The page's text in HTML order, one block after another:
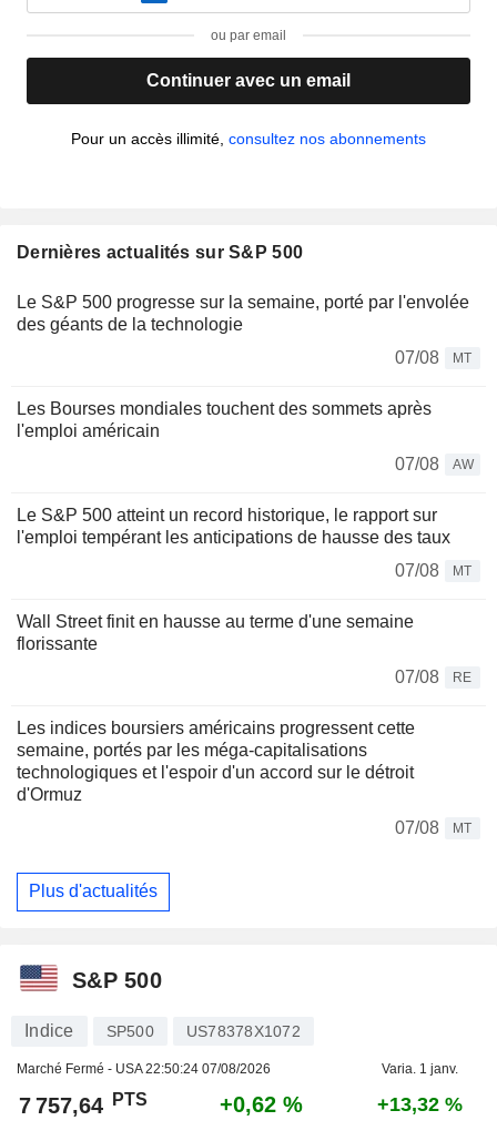
ou par email
Continuer avec un email
Pour un accès illimité, consultez nos abonnements
Dernières actualités sur S&P 500
Le S&P 500 progresse sur la semaine, porté par l'envolée
des géants de la technologie
07/08
MT
Les Bourses mondiales touchent des sommets après
l'emploi américain
07/08
AW
Le S&P 500 atteint un record historique, le rapport sur
l'emploi tempérant les anticipations de hausse des taux
07/08
MT
Wall Street finit en hausse au terme d'une semaine
florissante
07/08
RE
Les indices boursiers américains progressent cette
semaine, portés par les méga-capitalisations
technologiques et l'espoir d'un accord sur le détroit
d'Ormuz
07/08
MT
Plus d'actualités
S&P 500
Indice SP500 US78378X1072
Marché Fermé - USA22:50:24 07/08/2026 Varia. 1 janv.
7 757,64 PTS +0,62 % +13,32 %